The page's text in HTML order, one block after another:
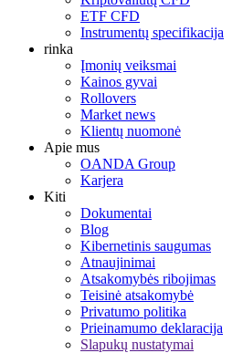
ETF CFD
Instrumentų specifikacija
rinka
Įmonių veiksmai
Kainos gyvai
Rollovers
Market news
Klientų nuomonė
Apie mus
OANDA Group
Karjera
Kiti
Dokumentai
Blog
Kibernetinis saugumas
Atnaujinimai
Atsakomybės ribojimas
Teisinė atsakomybė
Privatumo politika
Prieinamumo deklaracija
Slapukų nustatymai